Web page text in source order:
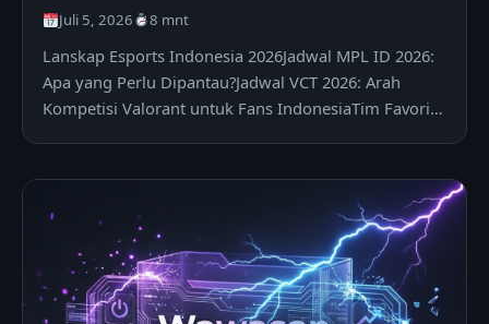
Juli 5, 2026 8 mnt
Lanskap Esports Indonesia 2026Jadwal MPL ID 2026:
Apa yang Perlu Dipantau?Jadwal VCT 2026: Arah
Kompetisi Valorant untuk Fans IndonesiaTim Favorit